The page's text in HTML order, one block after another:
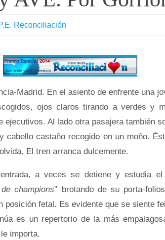
Reconciliación
Madrid. En el asiento de enfrente una
ojos claros tirando a verdes y
ejecutivos. Al lado otra pasajera también
cabello castaño recogido en un moño.
El tren arranca dulcemente.
a veces se detiene y estudia
champions” brotando de su porta-
posición fetal. Es evidente que se siente
es un repertorio de la más
importa.